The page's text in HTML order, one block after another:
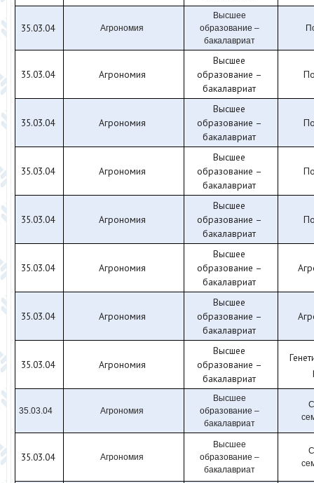
35.03.04 Агрономия
Высшее
образование –
бакалавриат
35.03.04 Агрономия
Высшее
образование –
бакалавриат
35.03.04 Агрономия
Высшее
образование –
бакалавриат
35.03.04 Агрономия
Высшее
образование –
бакалавриат
35.03.04 Агрономия
Высшее
образование –
бакалавриат
35.03.04 Агрономия
Высшее
образование –
бакалавриат
35.03.04 Агрономия
Высшее
образование –
бакалавриат
35.03.04 Агрономия
Высшее
образование –
бакалавриат
35.03.04 Агрономия
Высшее
образование –
бакалавриат
35.03.04 Агрономия
Высшее
образование –
бакалавриат